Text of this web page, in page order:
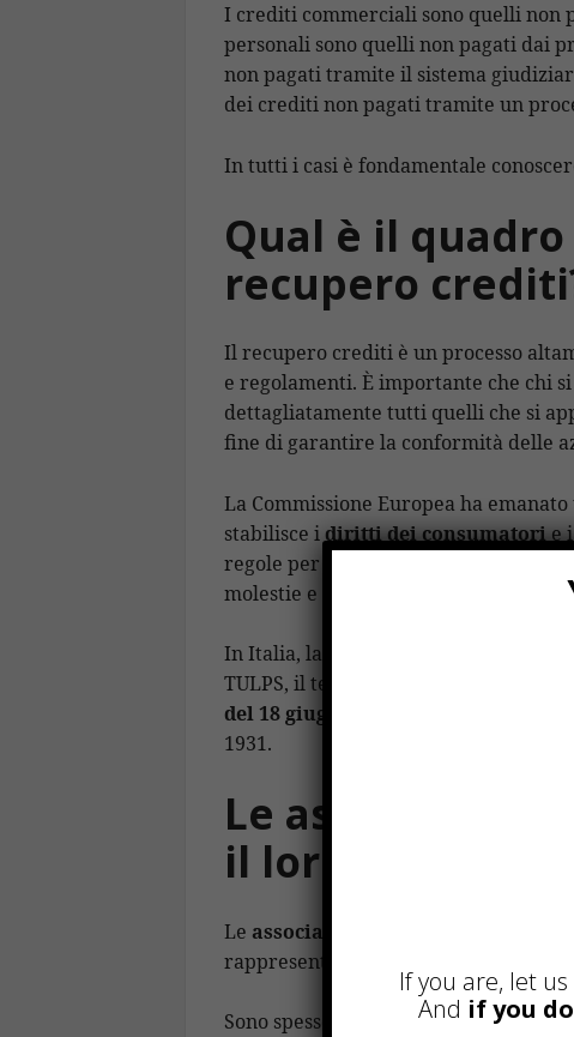
I crediti commerciali sono quelli non
personali sono quelli non pagati dai
non pagati tramite il sistema
dei crediti non pagati tramite un
In tutti i casi è fondamentale
Qual è il
recupero
Il recupero crediti è un processo
e regolamenti. È importante che chi
dettagliatamente tutti quelli che si
fine di garantire la conformità delle
La Commissione Europea ha
stabilisce idiritti dei consumatorie i
regole per comunicare con i debitori
molestie e le pratiche sleali.
In Italia, la normativa di riferimento è
TULPS, il testo unico delle leggi di
del 18 giugno 1931 n.773
pubblicato
1931.
Le associazioni
il loro ruolo nel
Le associazioni dei consumatori
rappresentare gli interessi dei
Sono spesso coinvolte nel processo
If you are, let us
And if you